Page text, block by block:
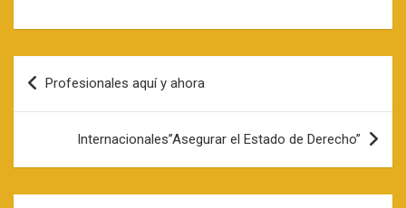
Navegación
de
entradas
Profesionales aquí y ahora
Internacionales”Asegurar el Estado de Derecho”